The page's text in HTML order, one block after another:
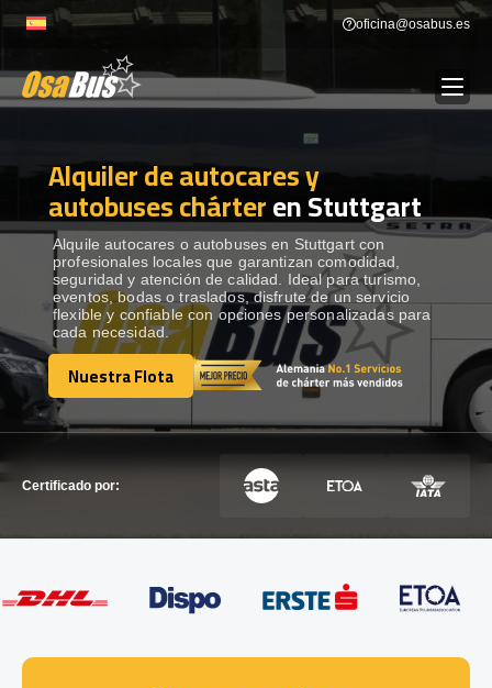
to
oficina@osabus.es
ALQUILER DE AUTOCARES
DESTINOS Show dropdown
RECORRIDAS Show dropdown
FLOTA
Alquiler de autocares y
autobuses chárteren Stuttgart
Alquile autocares o autobuses en Stuttgart con
profesionales locales que garantizan comodidad,
seguridad y atención de calidad. Ideal para turismo,
eventos, bodas o traslados, disfrute de un servicio
flexible y confiable con opciones personalizadas para
cada necesidad.
Nuestra Flota
Nuestra Flota
Certificado por: